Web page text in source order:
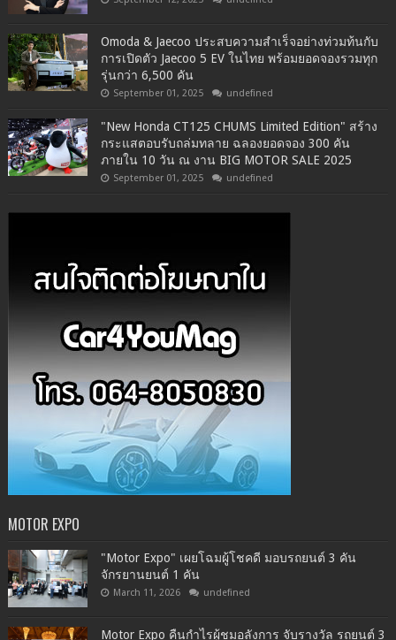
Omoda & Jaecoo ประสบความสำเร็จอย่างท่วมท้นกับ
การเปิดตัว Jaecoo 5 EV ในไทย พร้อมยอดจองรวมทุก
รุ่นกว่า 6,500 คัน
September 01, 2025 undefined
"New Honda CT125 CHUMS Limited Edition" สร้าง
กระแสตอบรับถล่มทลาย ฉลองยอดจอง 300 คัน
ภายใน 10 วัน ณ งาน BIG MOTOR SALE 2025
September 01, 2025 undefined
MOTOR EXPO
"Motor Expo" เผยโฉมผู้โชคดี มอบรถยนต์ 3 คัน
จักรยานยนต์ 1 คัน
March 11, 2026 undefined
Motor Expo คืนกำไรผู้ชมอลังการ จับรางวัล รถยนต์ 3